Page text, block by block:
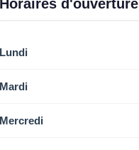
Horaires d'ouverture
Lundi
Mardi
Mercredi